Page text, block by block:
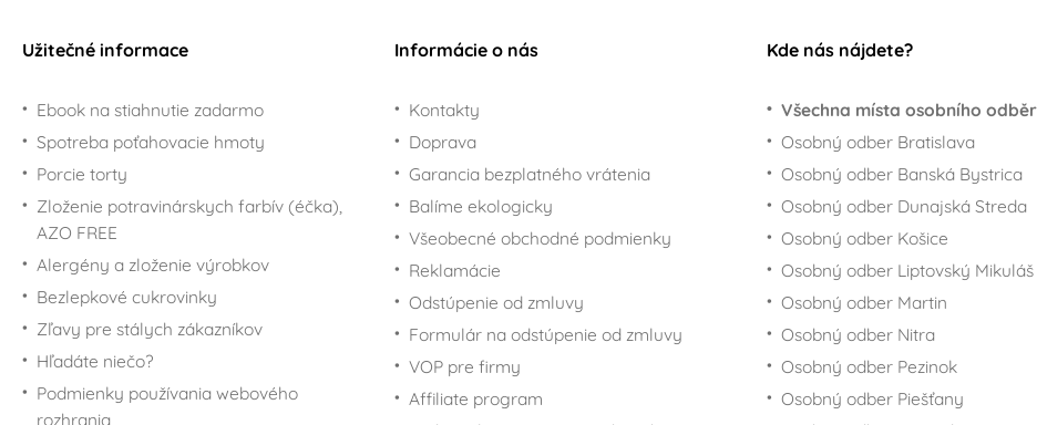
Užitečné informace
Ebook na stiahnutie zadarmo
Spotreba poťahovacie hmoty
Porcie torty
Zloženie potravinárskych farbív (éčka),
AZO FREE
Alergény a zloženie výrobkov
Bezlepkové cukrovinky
Zľavy pre stálych zákazníkov
Hľadáte niečo?
Podmienky používania webového
rozhrania
Informácie o nás
Kontakty
Doprava
Garancia bezplatného vrátenia
Balíme ekologicky
Všeobecné obchodné podmienky
Reklamácie
Odstúpenie od zmluvy
Formulár na odstúpenie od zmluvy
VOP pre firmy
Affiliate program
Kde nás nájdete?
Všechna místa osobního
Osobný odber Bratislava
Osobný odber Banská Bystrica
Osobný odber Dunajská Streda
Osobný odber Košice
Osobný odber Liptovský Mikuláš
Osobný odber Martin
Osobný odber Nitra
Osobný odber Pezinok
Osobný odber Piešťany